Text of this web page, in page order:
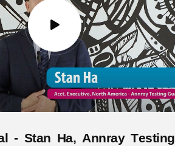
l - Stan Ha, Annray Testing